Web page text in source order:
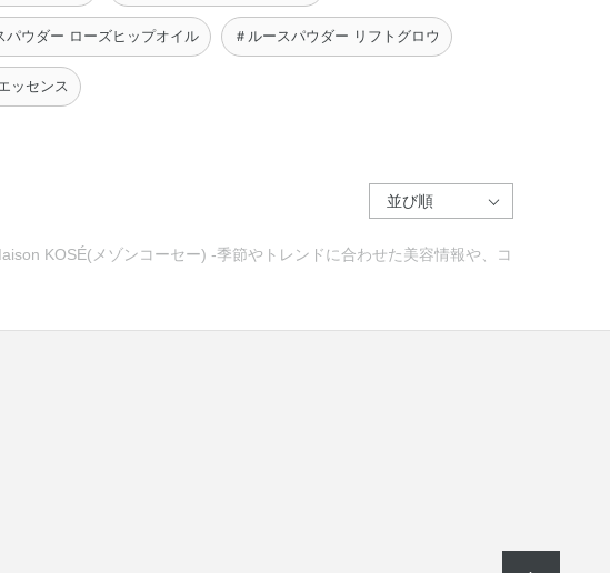
パウダー ローズヒップオイル ＃ルースパウダー リフトグロウ
ッセンス
KOSÉ(メゾンコーセー) -季節やトレンドに合わせた美容情報や、コ